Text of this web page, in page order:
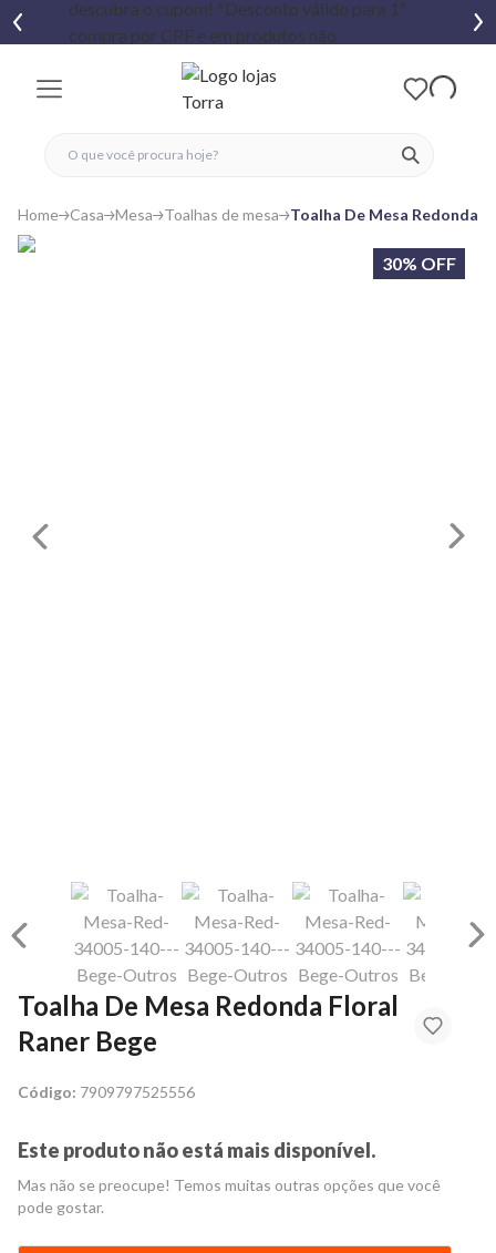
ver
fechar menu
fechar menu
favoritos
Home Casa Mesa Toalhas de mesa Toalha De Mesa Redonda
30% OFF
Toalha De Mesa Redonda Floral
Raner Bege
Código: 7909797525556
Este produto não está mais disponível.
Mas não se preocupe! Temos muitas outras opções que você
pode gostar.